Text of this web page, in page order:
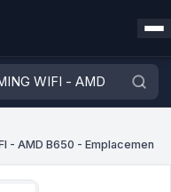
- AMD B650 - Emplacemen